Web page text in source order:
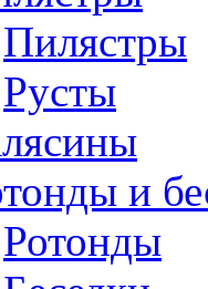
Пилястры
Русты
и
Ротонды